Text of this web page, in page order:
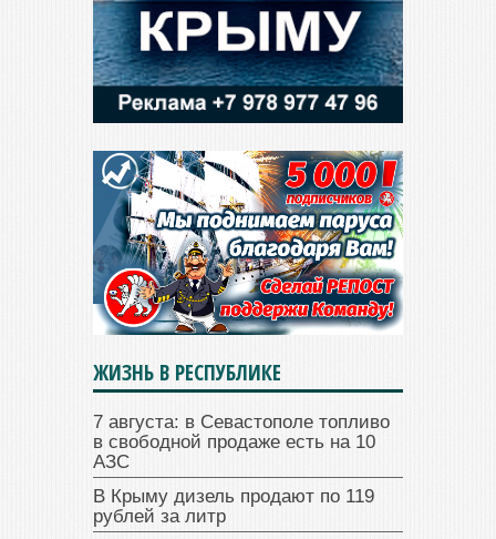
ЖИЗНЬ В РЕСПУБЛИКЕ
7 августа: в Севастополе топливо
в свободной продаже есть на 10
АЗС
В Крыму дизель продают по 119
рублей за литр